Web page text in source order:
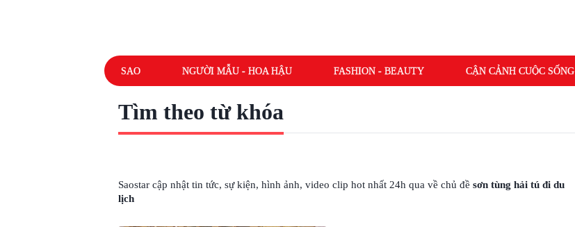
SAO NGƯỜI MẪU - HOA HẬU FASHION - BEAUTY CẬN CẢNH CUỘC SỐNG
Tìm theo từ khóa
Saostar cập nhật tin tức, sự kiện, hình ảnh, video clip hot nhất 24h qua về chủ đề sơn tùng hải tú đi du
lịch